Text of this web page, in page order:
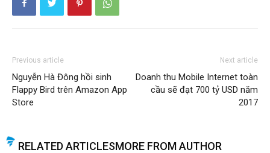
Previous article
Nguyễn Hà Đông hồi sinh
Flappy Bird trên Amazon App
Store
Next article
Doanh thu Mobile Internet toàn
cầu sẽ đạt 700 tỷ USD năm
2017
RELATED ARTICLESMORE FROM AUTHOR